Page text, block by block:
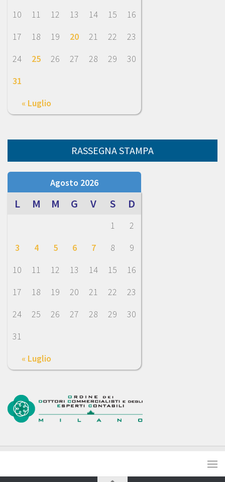
« Luglio
10
11 12 13 14 15
16
17
18 19 20 21 22
23
24
25 26 27 28 29
30
31
RASSEGNA STAMPA
Agosto 2026
L M M G V S D
« Luglio
1
2
3
4 5 6 7 8
9
10
11 12 13 14 15
16
17
18 19 20 21 22
23
24
25 26 27 28 29
30
31